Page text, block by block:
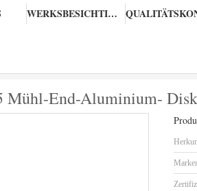
WERKSBESICHTIGUNG
End-Aluminium-